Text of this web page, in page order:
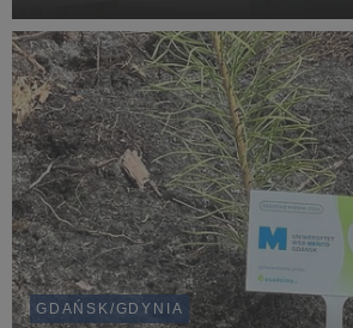
karierą w branży dietetycznej na
GDAŃSK/GDYNIA